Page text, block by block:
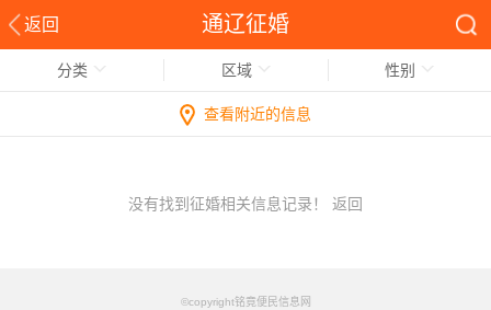
返回 通辽征婚
分类 区域 性别
查看附近的信息
没有找到征婚相关信息记录！ 返回
©copyright铭竟便民信息网